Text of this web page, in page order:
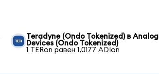
Teradyne (Ondo Tokenized) в Analog
Devices (Ondo Tokenized)
1 TERon равен 1,0177 ADIon